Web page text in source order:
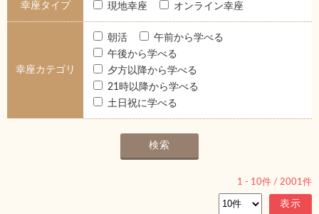
幸座タイプ 現地幸座 オンライン幸座
幸座カテゴリ
朝活
午前から学べる
午後から学べる
夕方以降から学べる
21時以降から学べる
土日祝に学べる
1 - 10件 / 2001件